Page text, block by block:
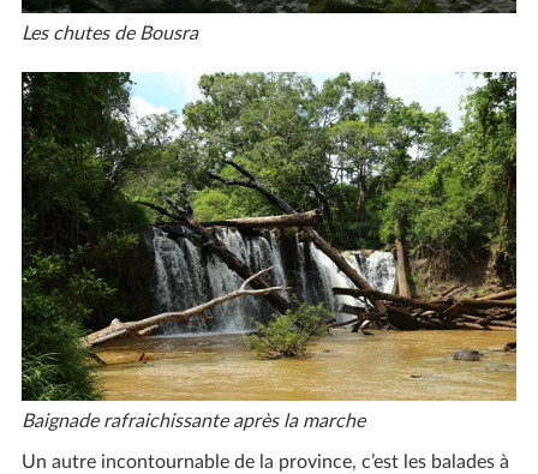
Les chutes de Bousra
Baignade rafraichissante après la marche
Un autre incontournable de la province, c’est les balades à